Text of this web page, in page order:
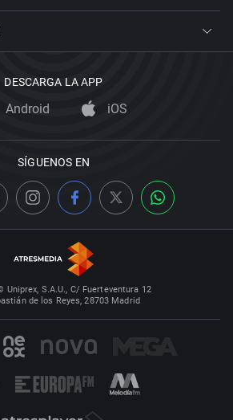
DESCARGA LA APP
Android iOS
SÍGUENOS EN
Uniprex, S.A.U., C/ Fuerteventura 12
de los Reyes, 28703 Madrid